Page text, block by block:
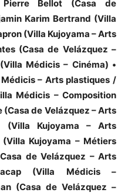
Pierre Bellot (Casa de
Karim Bertrand (Villa
(Villa Kujoyama – Arts
(Casa de Velázquez –
Médicis – Cinéma) •
– Arts plastiques /
Médicis – Composition
de Velázquez – Arts
(Villa Kujoyama – Arts
Kujoyama – Métiers
de Velázquez – Arts
(Villa Médicis –
(Casa de Velázquez –